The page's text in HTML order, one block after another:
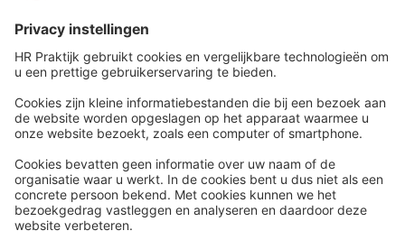
Snel naar
Nieuws
Whitepapers
Webinars
Word lid
Contact
Meer
HR Academy
HR Podcast
CHRO
HR Day